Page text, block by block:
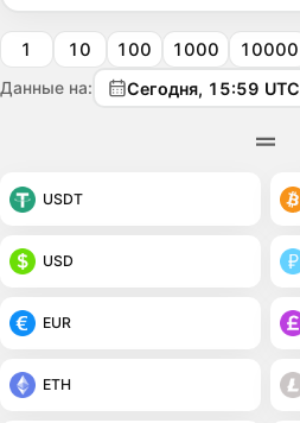
1 10 100 1000 10000
Данные на: Сегодня, 15:59 UTC
USDT
USD
EUR
ETH